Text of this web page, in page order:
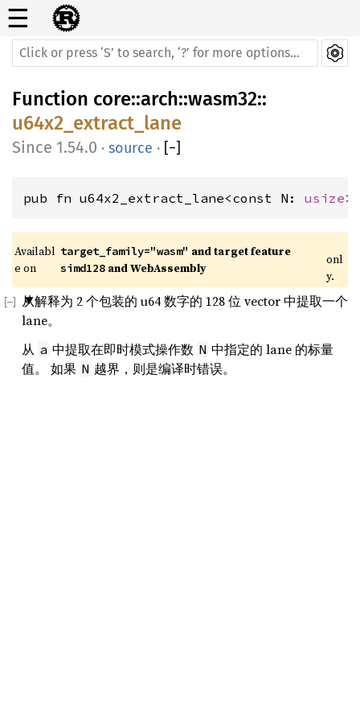
☰
Function core::arch::wasm32::
u64x2_extract_lane
1.54.0 · source · [−]
pub fn u64x2_extract_lane<const N: usize
Availabl
e on
target_family="wasm" and target feature
simd128 and WebAssembly
onl
y.
从解释为 2 个包装的 u64 数字的 128 位 vector 中提取一个
lane。
从 a 中提取在即时模式操作数 N 中指定的 lane 的标量
值。 如果 N 越界，则是编译时错误。